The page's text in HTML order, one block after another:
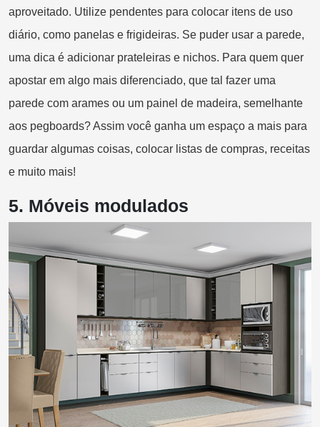
aproveitado. Utilize pendentes para colocar itens de uso
diário, como panelas e frigideiras. Se puder usar a parede,
uma dica é adicionar prateleiras e nichos. Para quem quer
apostar em algo mais diferenciado, que tal fazer uma
parede com arames ou um painel de madeira, semelhante
aos pegboards? Assim você ganha um espaço a mais para
guardar algumas coisas, colocar listas de compras, receitas
e muito mais!
5. Móveis modulados